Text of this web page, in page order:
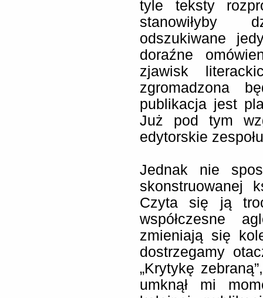
tyle teksty
stanowiłyby
odszukiwane
doraźne
zjawisk
zgromadzona
publikacja jest
Już pod tym
edytorskie
Jednak nie
skonstruowanej
Czyta się ją
współczesne
zmieniają się
dostrzegamy
„Krytykę
umknął mi